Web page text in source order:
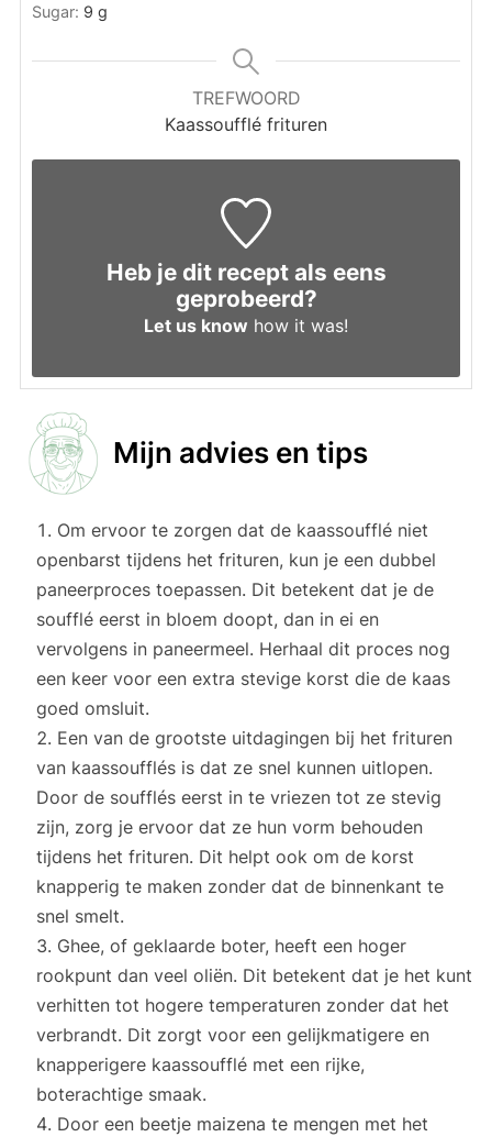
Sugar: 9 g
TREFWOORD
Kaassoufflé frituren
Heb je dit recept als eens
geprobeerd?
Let us know how it was!
Mijn advies en tips
Om ervoor te zorgen dat de kaassoufflé niet
openbarst tijdens het frituren, kun je een dubbel
paneerproces toepassen. Dit betekent dat je de
soufflé eerst in bloem doopt, dan in ei en
vervolgens in paneermeel. Herhaal dit proces nog
een keer voor een extra stevige korst die de kaas
goed omsluit.
Een van de grootste uitdagingen bij het frituren
van kaassoufflés is dat ze snel kunnen uitlopen.
Door de soufflés eerst in te vriezen tot ze stevig
zijn, zorg je ervoor dat ze hun vorm behouden
tijdens het frituren. Dit helpt ook om de korst
knapperig te maken zonder dat de binnenkant te
snel smelt.
Ghee, of geklaarde boter, heeft een hoger
rookpunt dan veel oliën. Dit betekent dat je het kunt
verhitten tot hogere temperaturen zonder dat het
verbrandt. Dit zorgt voor een gelijkmatigere en
knapperigere kaassoufflé met een rijke,
boterachtige smaak.
Door een beetje maizena te mengen met het